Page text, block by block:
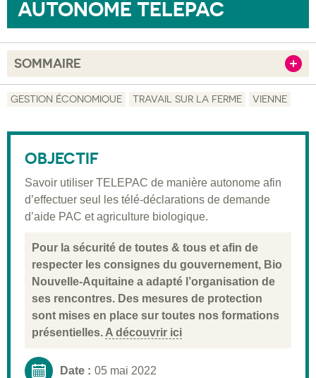
AUTONOME TELEPAC
SOMMAIRE
Validation
Informations pratiques
GESTION ÉCONOMIQUE TRAVAIL SUR LA FERME VIENNE
OBJECTIF
Savoir utiliser TELEPAC de manière autonome afin
d’effectuer seul les télé-déclarations de demande
d’aide PAC et agriculture biologique.
Pour la sécurité de toutes & tous et afin de
respecter les consignes du gouvernement, Bio
Nouvelle-Aquitaine a adapté l’organisation de
ses rencontres. Des mesures de protection
sont mises en place sur toutes nos formations
présentielles. A découvrir ici
Date : 05 mai 2022